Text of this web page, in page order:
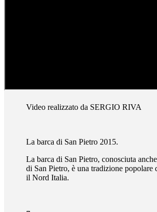
Video realizzato da SERGIO RIVA
La barca di San Pietro 2015.
La barca di San Pietro, conosciuta
di San Pietro, è una tradizione popolare
il Nord Italia.